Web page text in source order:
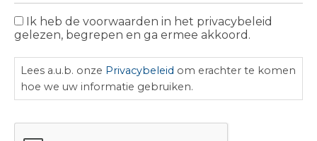
Privacybeleid
Ik heb de voorwaarden in het privacybeleid
gelezen, begrepen en ga ermee akkoord.
Lees a.u.b. onze Privacybeleid om erachter te komen
hoe we uw informatie gebruiken.
CAPTCHA